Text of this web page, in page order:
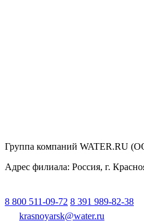
Группа компаний WATER.RU
Адрес филиала: Россия, г.
8 800 511-09-72 8 391 989-82-38
krasnoyarsk@water.ru